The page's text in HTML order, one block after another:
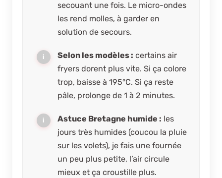
secouant une fois. Le micro-ondes
les rend molles, à garder en
solution de secours.
Selon les modèles : certains air
fryers dorent plus vite. Si ça colore
trop, baisse à 195°C. Si ça reste
pâle, prolonge de 1 à 2 minutes.
Astuce Bretagne humide : les
jours très humides (coucou la pluie
sur les volets), je fais une fournée
un peu plus petite, l’air circule
mieux et ça croustille plus.